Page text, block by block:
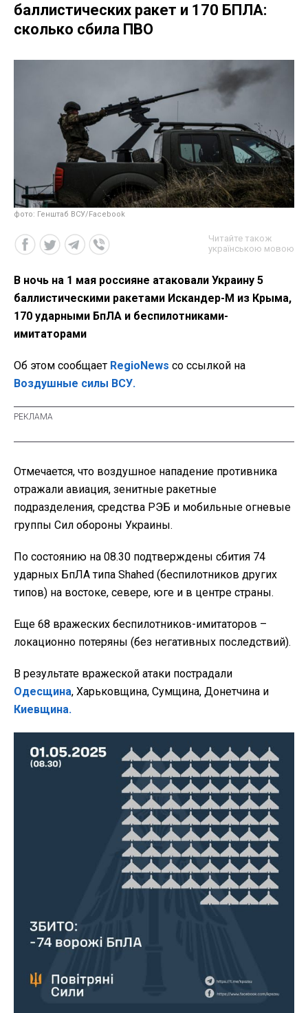
баллистических ракет и 170 БПЛА:
сколько сбила ПВО
фото: Генштаб ВСУ/Facebook
Читайте також
українською мовою
В ночь на 1 мая россияне атаковали Украину 5
баллистическими ракетами Искандер-М из Крыма,
170 ударными БпЛА и беспилотниками-
имитаторами
Об этом сообщает RegioNews со ссылкой на
Воздушные силы ВСУ.
Отмечается, что воздушное нападение противника
отражали авиация, зенитные ракетные
подразделения, средства РЭБ и мобильные огневые
группы Сил обороны Украины.
По состоянию на 08.30 подтверждены сбития 74
ударных БпЛА типа Shahed (беспилотников других
типов) на востоке, севере, юге и в центре страны.
Еще 68 вражеских беспилотников-имитаторов –
локационно потеряны (без негативных последствий).
В результате вражеской атаки пострадали
Одесщина, Харьковщина, Сумщина, Донетчина и
Киевщина.